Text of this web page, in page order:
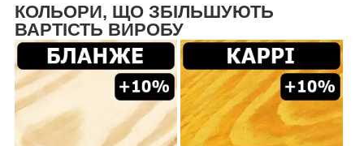
КОЛЬОРИ, ЩО ЗБІЛЬШУЮТЬ
ВАРТІСТЬ ВИРОБУ